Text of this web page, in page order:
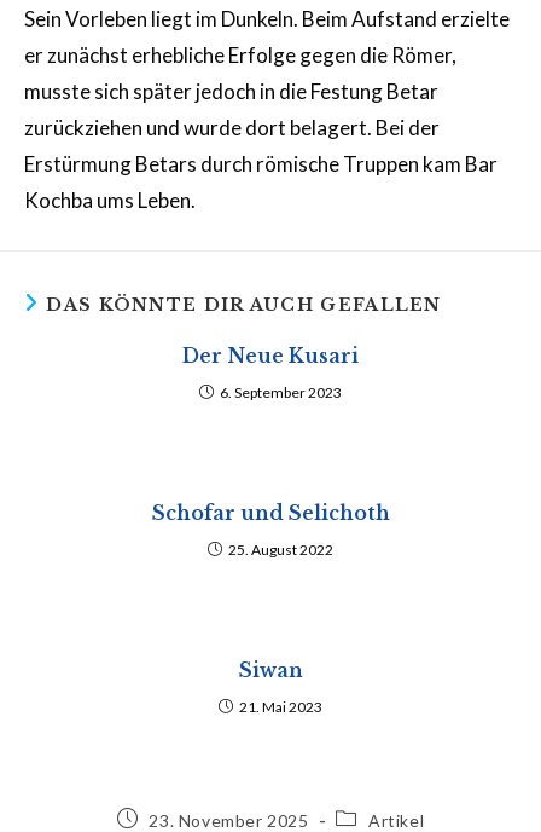
Sein Vorleben liegt im Dunkeln. Beim Aufstand erzielte
er zunächst erhebliche Erfolge gegen die Römer,
musste sich später jedoch in die Festung Betar
zurückziehen und wurde dort belagert. Bei der
Erstürmung Betars durch römische Truppen kam Bar
Kochba ums Leben.
DAS KÖNNTE DIR AUCH GEFALLEN
Der Neue Kusari
6. September 2023
Schofar und Selichoth
25. August 2022
Siwan
21. Mai 2023
Beitrag23. November 2025
Beitrags-
Artikel